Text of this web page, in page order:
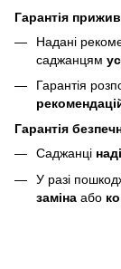
Гарантія
Надані
саджанцям
Гарантія
Гарантія
Саджанці
У разі
заміна або